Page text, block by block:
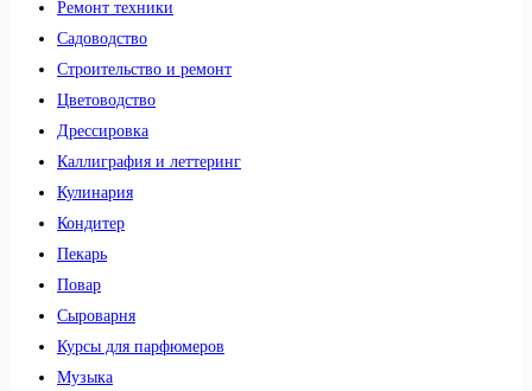
Ремонт техники
Садоводство
Строительство и ремонт
Цветоводство
Дрессировка
Каллиграфия и леттеринг
Кулинария
Кондитер
Пекарь
Повар
Сыроварня
Курсы для парфюмеров
Музыка